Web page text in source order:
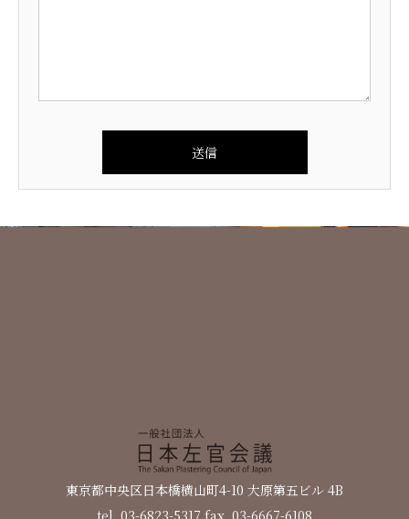
東京都中央区日本橋横山町4-10 大原第五ビル 4B
tel. 03-6823-5317 fax. 03-6667-6108